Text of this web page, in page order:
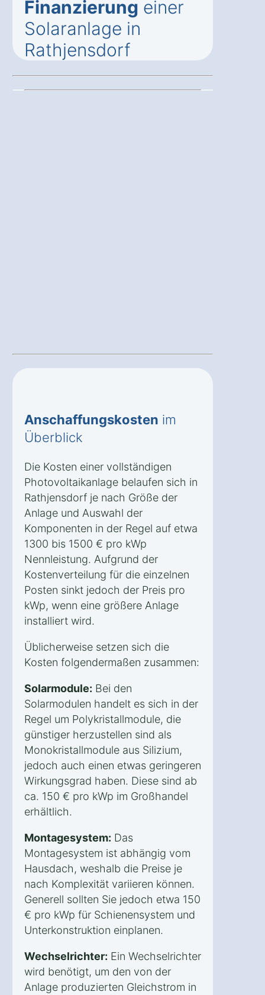
Finanzierung einer
Solaranlage in
Rathjensdorf
Anschaffungskosten im
Überblick
Die Kosten einer vollständigen
Photovoltaikanlage belaufen sich in
Rathjensdorf je nach Größe der
Anlage und Auswahl der
Komponenten in der Regel auf etwa
1300 bis 1500 € pro kWp
Nennleistung. Aufgrund der
Kostenverteilung für die einzelnen
Posten sinkt jedoch der Preis pro
kWp, wenn eine größere Anlage
installiert wird.
Üblicherweise setzen sich die
Kosten folgendermaßen zusammen:
Solarmodule: Bei den
Solarmodulen handelt es sich in der
Regel um Polykristallmodule, die
günstiger herzustellen sind als
Monokristallmodule aus Silizium,
jedoch auch einen etwas geringeren
Wirkungsgrad haben. Diese sind ab
ca. 150 € pro kWp im Großhandel
erhältlich.
Montagesystem: Das
Montagesystem ist abhängig vom
Hausdach, weshalb die Preise je
nach Komplexität variieren können.
Generell sollten Sie jedoch etwa 150
€ pro kWp für Schienensystem und
Unterkonstruktion einplanen.
Wechselrichter: Ein Wechselrichter
wird benötigt, um den von der
Anlage produzierten Gleichstrom in